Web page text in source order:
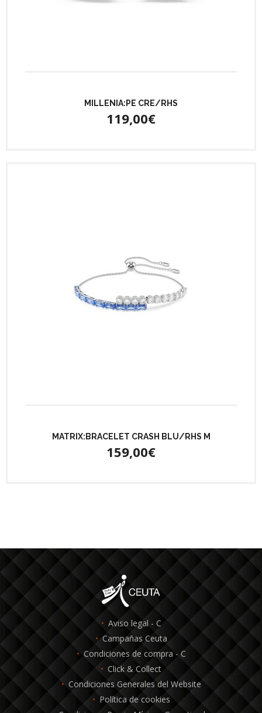
MILLENIA:PE CRE/RHS
119,00€
MATRIX:BRACELET CRASH BLU/RHS M
159,00€
Aviso legal - C
Campañas Ceuta
Condiciones de compra - C
Click & Collect
Condiciones Generales del Website
Política de cookies